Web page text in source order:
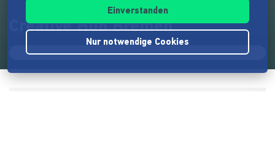
Creative Hub Bremen
Einverstanden
Nur notwendige Cookies